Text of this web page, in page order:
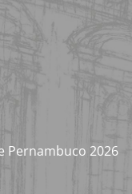
Pernambuco 2026